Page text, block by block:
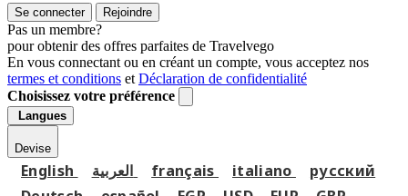
Se connecter Rejoindre
Pas un membre?
pour obtenir des offres parfaites de Travelvego
En vous connectant ou en créant un compte, vous acceptez nos
termes et conditions et Déclaration de confidentialité
Choisissez votre préférence
Langues
Devise
English français italiano
русский